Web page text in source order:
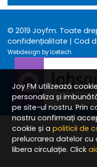
© 2019 Joyfm. Toate
confidențialitate | Cod
Webdesign by Icetech
Joy FM utilizează
personaliza și
pe site-ul nostru. Prin
nostru confirmați
cookie și a politicii de
prelucrarea datelor cu
libera circulație. Click